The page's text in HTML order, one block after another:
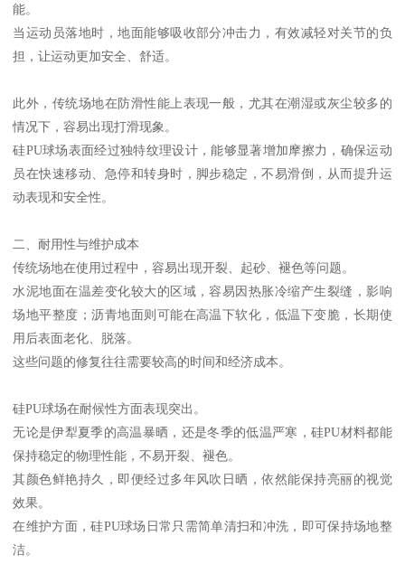
能。
当运动员落地时，地面能够吸收部分冲击力，有效减轻对关节的负
担，让运动更加安全、舒适。
此外，传统场地在防滑性能上表现一般，尤其在潮湿或灰尘较多的
情况下，容易出现打滑现象。
硅PU球场表面经过独特纹理设计，能够显著增加摩擦力，确保运动
员在快速移动、急停和转身时，脚步稳定，不易滑倒，从而提升运
动表现和安全性。
二、耐用性与维护成本
传统场地在使用过程中，容易出现开裂、起砂、褪色等问题。
水泥地面在温差变化较大的区域，容易因热胀冷缩产生裂缝，影响
场地平整度；沥青地面则可能在高温下软化，低温下变脆，长期使
用后表面老化、脱落。
这些问题的修复往往需要较高的时间和经济成本。
硅PU球场在耐候性方面表现突出。
无论是伊犁夏季的高温暴晒，还是冬季的低温严寒，硅PU材料都能
保持稳定的物理性能，不易开裂、褪色。
其颜色鲜艳持久，即便经过多年风吹日晒，依然能保持亮丽的视觉
效果。
在维护方面，硅PU球场日常只需简单清扫和冲洗，即可保持场地整
洁。